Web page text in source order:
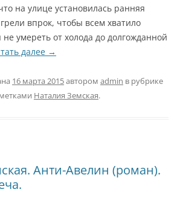
на улице установилась ранняя
впрок, чтобы всем хватило
умереть от холода до долгожданной
далее →
16 марта 2015автором admin в рубрике
Наталия Земская.
Анти-Авелин (роман).